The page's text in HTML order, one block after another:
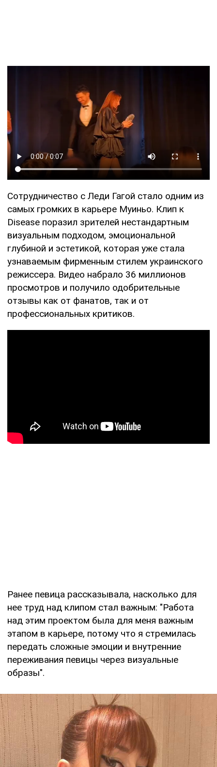
Сотрудничество с Леди Гагой стало одним из
самых громких в карьере Муиньо. Клип к
Disease поразил зрителей нестандартным
визуальным подходом, эмоциональной
глубиной и эстетикой, которая уже стала
узнаваемым фирменным стилем украинского
режиссера. Видео набрало 36 миллионов
просмотров и получило одобрительные
отзывы как от фанатов, так и от
профессиональных критиков.
Ранее певица рассказывала, насколько для
нее труд над клипом стал важным: "Работа
над этим проектом была для меня важным
этапом в карьере, потому что я стремилась
передать сложные эмоции и внутренние
переживания певицы через визуальные
образы".